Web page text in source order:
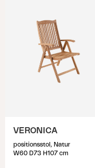
VERONICA
positionsstol, Natur
W60 D73 H107 cm